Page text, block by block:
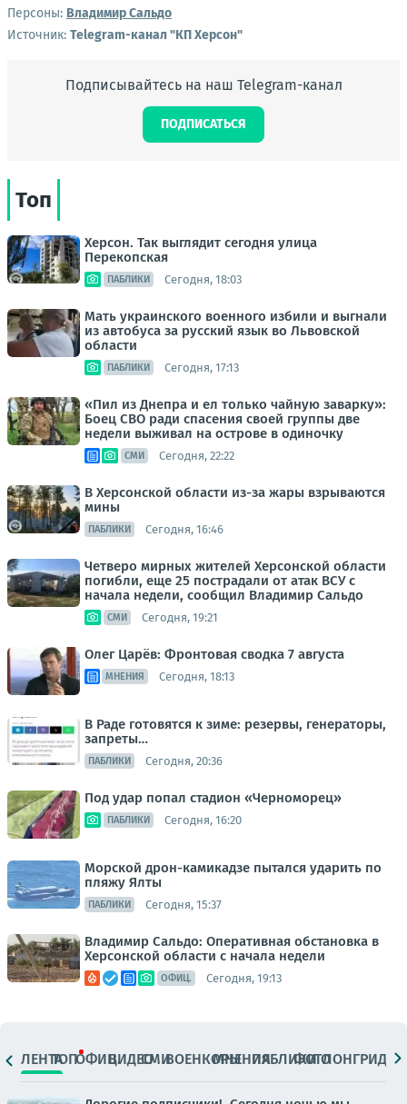
Персоны: Владимир Сальдо
Источник: Telegram-канал "КП Херсон"
Подписывайтесь на наш Telegram-канал
ПОДПИСАТЬСЯ
Топ
Херсон. Так выглядит сегодня улица
Перекопская
ПАБЛИКИ Сегодня, 18:03
Мать украинского военного избили и выгнали
из автобуса за русский язык во Львовской
области
ПАБЛИКИ Сегодня, 17:13
«Пил из Днепра и ел только чайную заварку»:
Боец СВО ради спасения своей группы две
недели выживал на острове в одиночку
СМИ Сегодня, 22:22
В Херсонской области из-за жары взрываются
мины
ПАБЛИКИ Сегодня, 16:46
Четверо мирных жителей Херсонской области
погибли, еще 25 пострадали от атак ВСУ с
начала недели, сообщил Владимир Сальдо
СМИ Сегодня, 19:21
Олег Царёв: Фронтовая сводка 7 августа
МНЕНИЯ Сегодня, 18:13
В Раде готовятся к зиме: резервы, генераторы,
запреты…
ПАБЛИКИ Сегодня, 20:36
Под удар попал стадион «Черноморец»
ПАБЛИКИ Сегодня, 16:20
Морской дрон-камикадзе пытался ударить по
пляжу Ялты
ПАБЛИКИ Сегодня, 15:37
Владимир Сальдо: Оперативная обстановка в
Херсонской области с начала недели
ОФИЦ. Сегодня, 19:13
ЛЕНТАТОПОФИЦ.ВИДЕОСМИВОЕНКОРЫМНЕНИЯПАБЛИКИ
ФОТОЛОНГРИДЫ